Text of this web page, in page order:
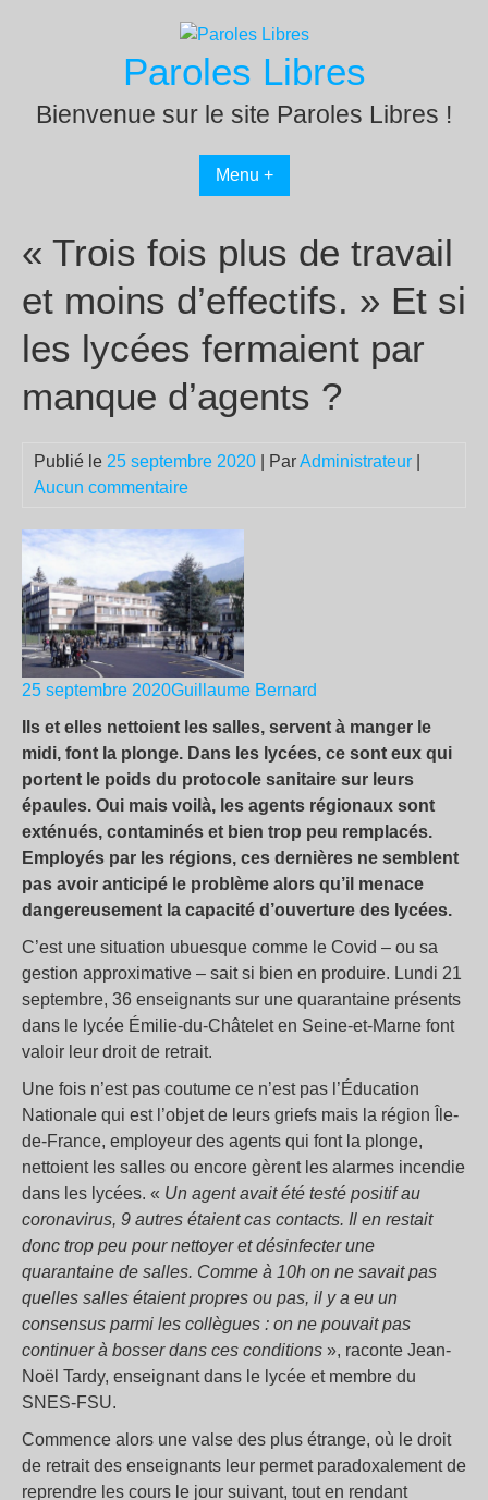
Paroles Libres
Bienvenue sur le site Paroles Libres !
Menu +
« Trois fois plus de travail
et moins d’effectifs. » Et si
les lycées fermaient par
manque d’agents ?
Publié le 25 septembre 2020 | ParAdministrateur
Aucun commentaire
25 septembre 2020Guillaume Bernard
Ils et elles nettoient les salles, servent à manger le
midi, font la plonge. Dans les lycées, ce sont eux qui
portent le poids du protocole sanitaire sur leurs
épaules. Oui mais voilà, les agents régionaux sont
exténués, contaminés et bien trop peu remplacés.
Employés par les régions, ces dernières ne semblent
pas avoir anticipé le problème alors qu’il menace
dangereusement la capacité d’ouverture des lycées.
C’est une situation ubuesque comme le Covid – ou sa
gestion approximative – sait si bien en produire. Lundi 21
septembre, 36 enseignants sur une quarantaine présents
dans le lycée Émilie-du-Châtelet en Seine-et-Marne font
valoir leur droit de retrait.
Une fois n’est pas coutume ce n’est pas l’Éducation
Nationale qui est l’objet de leurs griefs mais la région Île-
de-France, employeur des agents qui font la plonge,
nettoient les salles ou encore gèrent les alarmes incendie
dans les lycées. « Un agent avait été testé positif au
coronavirus, 9 autres étaient cas contacts. Il en restait
donc trop peu pour nettoyer et désinfecter une
quarantaine de salles. Comme à 10h on ne savait pas
quelles salles étaient propres ou pas, il y a eu un
consensus parmi les collègues : on ne pouvait pas
continuer à bosser dans ces conditions », raconte Jean-
Noël Tardy, enseignant dans le lycée et membre du
SNES-FSU.
Commence alors une valse des plus étrange, où le droit
de retrait des enseignants leur permet paradoxalement de
reprendre les cours le jour suivant, tout en rendant